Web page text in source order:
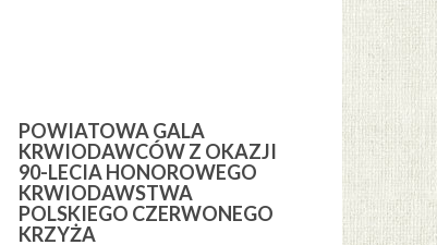
POWIATOWA GALA
KRWIODAWCÓW Z OKAZJI
90-LECIA HONOROWEGO
KRWIODAWSTWA
POLSKIEGO CZERWONEGO
KRZYŻA
OBCHODY
ŚWIĘTA
GMINIE